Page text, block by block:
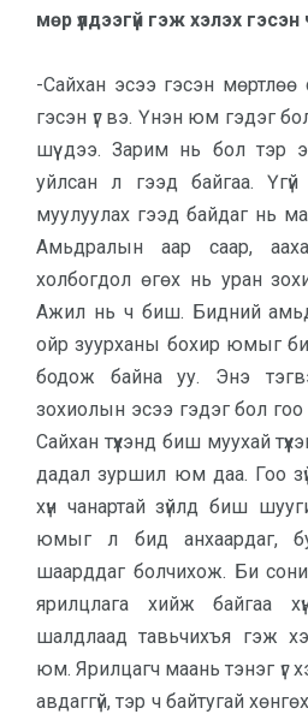
мөр үлдээгүй гэж хэлэх
-Сайхан эсээ гэсэн мөртлөө
гэсэн үг вэ. Үнэн юм гэдэг
шүү дээ. Зарим нь бол тэр
уйлсан л гээд байгаа. Үгүй
муулуулах гээд бай­даг нь
Амьд­ралын аар саар,
холбогдол өгөх нь уран
Ажил нь ч биш. Бидний
ойр зуурханы бохир юмыг
бодож байна уу. Энэ
зохиолын эсээ гэдэг бол гоо
Сайхан түүхэнд биш муухай
дадал зуршил юм даа. Гоо
хүн чанартай зүйлд биш
юмыг л бид анхаардаг,
шаард­даг бол­чихож. Би
ярилцлага хийж байгаа
шалдлаад тавь­чихъя гэж
юм. Ярил­цагч маань тэнэг үг
авдаггүй, тэр ч байту­гай